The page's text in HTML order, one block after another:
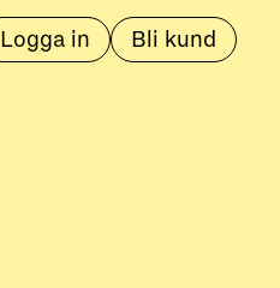
Logga in Bli kund